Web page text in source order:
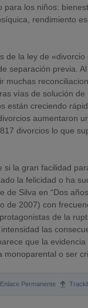
para los niños:
rendimiento
de la ley de «divorcio
separación previa.
muchas
vías de solución
están creciendo
aumentaron
divorcios lo que
la gran facilidad
la felicidad o ha
de Silva en “Dos
de 2007) con
de la
las
que la
o ser
Enlace Permanente